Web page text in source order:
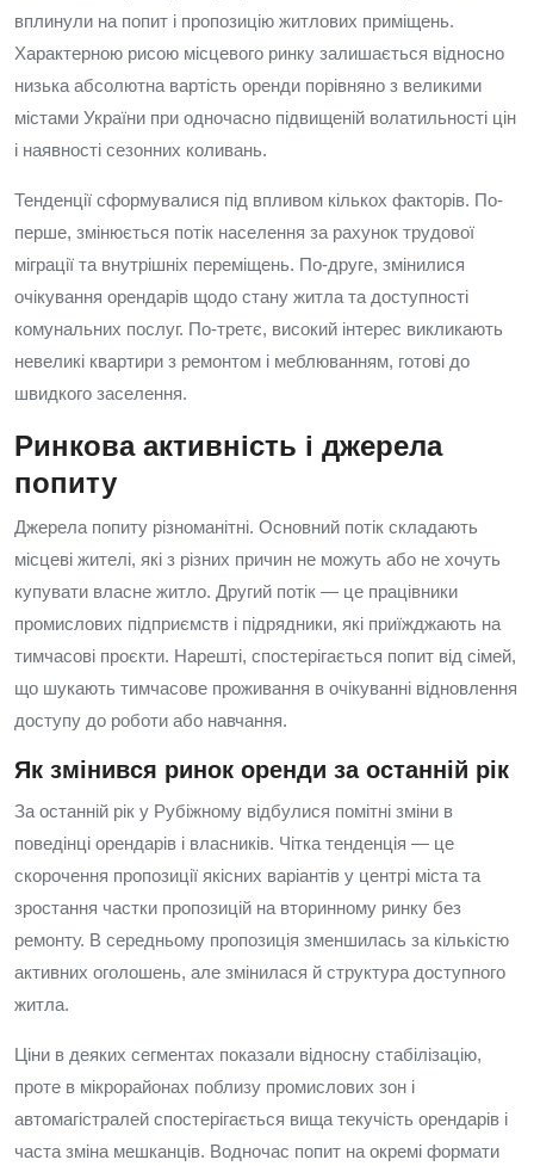
вплинули на попит і пропозицію житлових приміщень.
Характерною рисою місцевого ринку залишається відносно
низька абсолютна вартість оренди порівняно з великими
містами України при одночасно підвищеній волатильності цін
і наявності сезонних коливань.
Тенденції сформувалися під впливом кількох факторів. По-
перше, змінюється потік населення за рахунок трудової
міграції та внутрішніх переміщень. По-друге, змінилися
очікування орендарів щодо стану житла та доступності
комунальних послуг. По-третє, високий інтерес викликають
невеликі квартири з ремонтом і меблюванням, готові до
швидкого заселення.
Ринкова активність і джерела
попиту
Джерела попиту різноманітні. Основний потік складають
місцеві жителі, які з різних причин не можуть або не хочуть
купувати власне житло. Другий потік — це працівники
промислових підприємств і підрядники, які приїжджають на
тимчасові проєкти. Нарешті, спостерігається попит від сімей,
що шукають тимчасове проживання в очікуванні відновлення
доступу до роботи або навчання.
Як змінився ринок оренди за останній рік
За останній рік у Рубіжному відбулися помітні зміни в
поведінці орендарів і власників. Чітка тенденція — це
скорочення пропозиції якісних варіантів у центрі міста та
зростання частки пропозицій на вторинному ринку без
ремонту. В середньому пропозиція зменшилась за кількістю
активних оголошень, але змінилася й структура доступного
житла.
Ціни в деяких сегментах показали відносну стабілізацію,
проте в мікрорайонах поблизу промислових зон і
автомагістралей спостерігається вища текучість орендарів і
часта зміна мешканців. Водночас попит на окремі формати